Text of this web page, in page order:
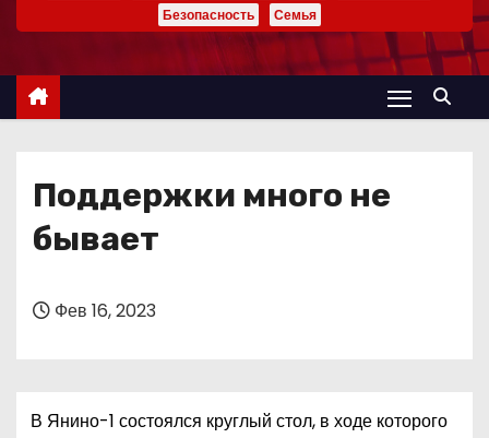
ж
Безопасность
Семья
Поддержки много не
бывает
Фев 16, 2023
В Янино-1 состоялся круглый стол, в ходе которого